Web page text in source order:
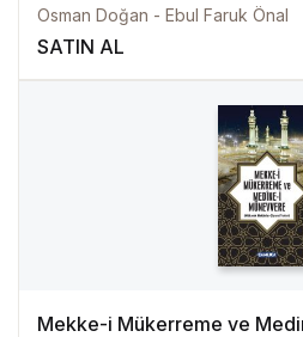
Osman Doğan - Ebul Faruk Önal
SATIN AL
Mekke-i Mükerreme ve